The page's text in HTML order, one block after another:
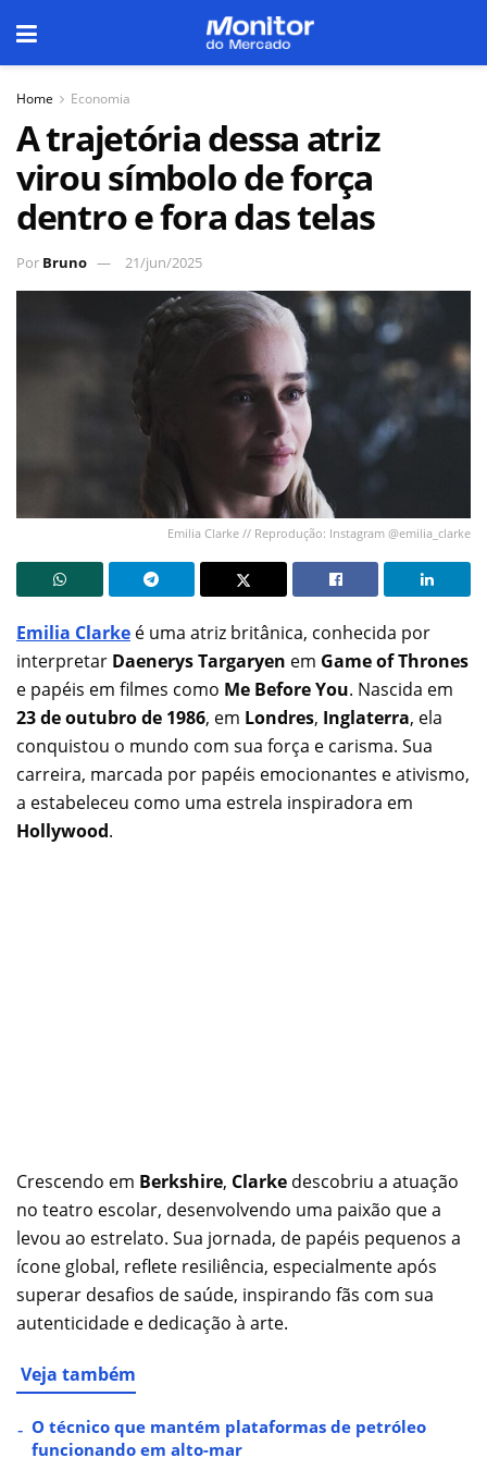
Home Economia
A trajetória dessa atriz
virou símbolo de força
dentro e fora das telas
Por Bruno 21/jun/2025
Emilia Clarke // Reprodução: Instagram @emilia_clarke
Emilia Clarke é uma atriz britânica, conhecida por
interpretar Daenerys Targaryen em Game of Thrones
e papéis em filmes como Me Before You. Nascida em
23 de outubro de 1986, em Londres, Inglaterra, ela
conquistou o mundo com sua força e carisma. Sua
carreira, marcada por papéis emocionantes e ativismo,
a estabeleceu como uma estrela inspiradora em
Hollywood.
Crescendo em Berkshire, Clarke descobriu a atuação
no teatro escolar, desenvolvendo uma paixão que a
levou ao estrelato. Sua jornada, de papéis pequenos a
ícone global, reflete resiliência, especialmente após
superar desafios de saúde, inspirando fãs com sua
autenticidade e dedicação à arte.
Veja também
O técnico que mantém plataformas de petróleo
funcionando em alto-mar